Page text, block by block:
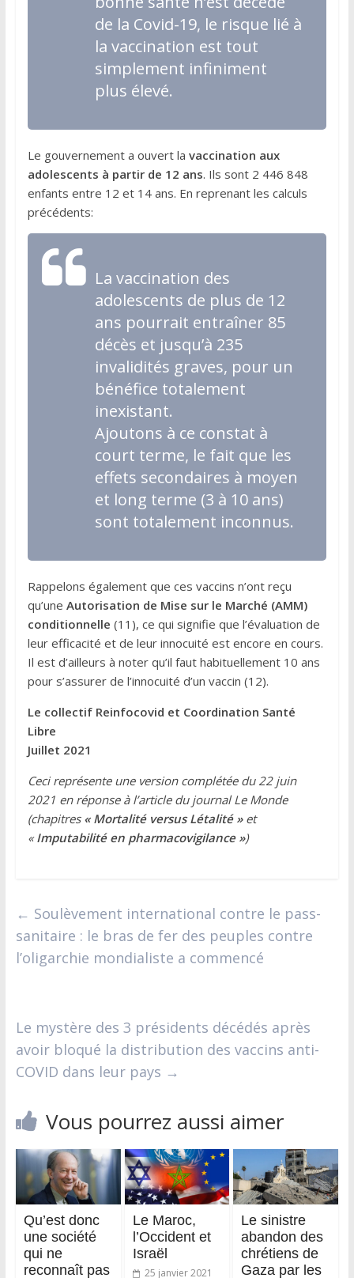
de la Covid-19, le risque lié à
la vaccination est tout
simplement infiniment
plus élevé.
Le gouvernement a ouvert la vaccination aux
adolescents à partir de 12 ans. Ils sont 2 446 848
enfants entre 12 et 14 ans. En reprenant les calculs
précédents:
La vaccination des
adolescents de plus de 12
ans pourrait entraîner 85
décès et jusqu’à 235
invalidités graves, pour un
bénéfice totalement
inexistant.
Ajoutons à ce constat à
court terme, le fait que les
effets secondaires à moyen
et long terme (3 à 10 ans)
sont totalement inconnus.
Rappelons également que ces vaccins n’ont reçu
qu’une Autorisation de Mise sur le Marché (AMM)
conditionnelle (11), ce qui signifie que l’évaluation de
leur efficacité et de leur innocuité est encore en cours.
Il est d’ailleurs à noter qu’il faut habituellement 10 ans
pour s’assurer de l’innocuité d’un vaccin (12).
Le collectif Reinfocovid et Coordination Santé
Libre
Juillet 2021
Ceci représente une version complétée du 22 juin
2021 en réponse à l’article du journal Le Monde
(chapitres « Mortalité versus Létalité »et
«Imputabilité en pharmacovigilance »)
← Soulèvement international contre le pass-
sanitaire : le bras de fer des peuples contre
l’oligarchie mondialiste a commencé
Le mystère des 3 présidents décédés après
avoir bloqué la distribution des vaccins anti-
COVID dans leur pays →
Vous pourrez aussi aimer
Qu’est donc
une société
qui ne
reconnaît pas
Le Maroc,
l’Occident et
Israël
25 janvier 2021
Le sinistre
abandon des
chrétiens de
Gaza par les